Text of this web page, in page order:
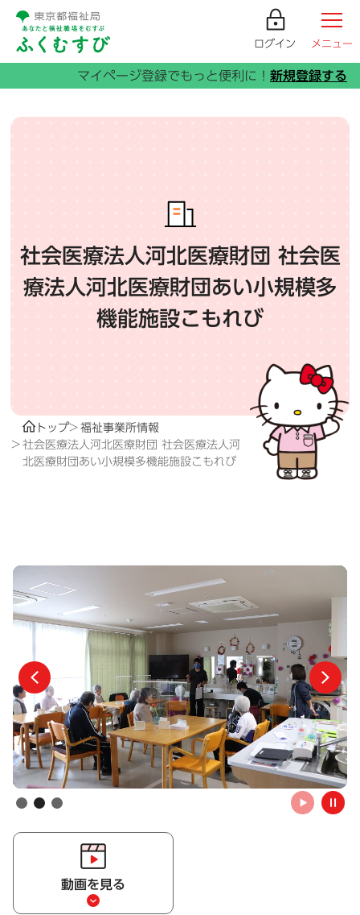
ログイン メニュー
社会医療法人河北医療財団 社会医
療法人河北医療財団あい小規模多
機能施設こもれび
トップ
福祉事業所情報
社会医療法人河北医療財団 社会医療法人河
北医療財団あい小規模多機能施設こもれび
自動
動画を見る